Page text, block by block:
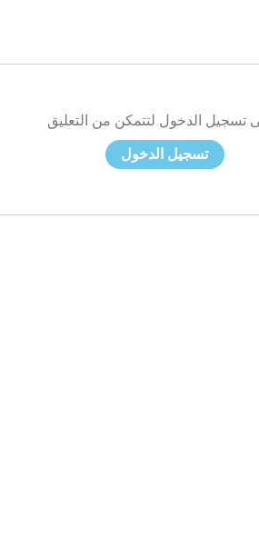
تسجيل الدخول لتتمكن من التعليق
تسجيل الدخول